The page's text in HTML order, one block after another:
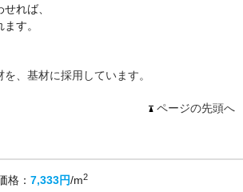
れば、
す。
を、基材に採用しています。
ページの先頭へ
格： 7,333円/m2